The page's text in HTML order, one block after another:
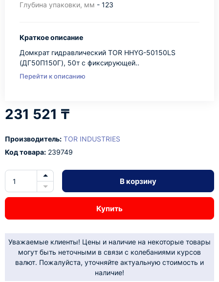
Глубина упаковки, мм - 123
Краткое описание
Домкрат гидравлический TOR HHYG-50150LS
(ДГ50П150Г), 50т с фиксирующей..
Перейти к описанию
231 521 ₸
Производитель: TOR INDUSTRIES
Код товара: 239749
В корзину
Купить
Уважаемые клиенты! Цены и наличие на некоторые товары
могут быть неточными в связи с колебаниями курсов
валют. Пожалуйста, уточняйте актуальную стоимость и
наличие!